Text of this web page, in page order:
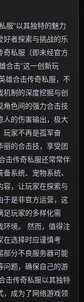
服"以其独特的魅力
好者探索与挑战的乐
奇私服（即未经官方
合击”这一创新玩
雄合击传奇私服，不
制的深度挖掘与创
角色间的强力合击技
人的伤害输出，极大
玩家不再是孤军奋
丽的合击技，享受团
击传奇私服还常常伴
系统、宠物系统、
容，让玩家在探索与
于是非官方运营，这
足玩家的多样化需
环境。 然而，值得注
在选择时应谨慎考
部分不良服务器可能
问题，确保自己的游
击传奇私服以其独特
，成为了网络游戏领